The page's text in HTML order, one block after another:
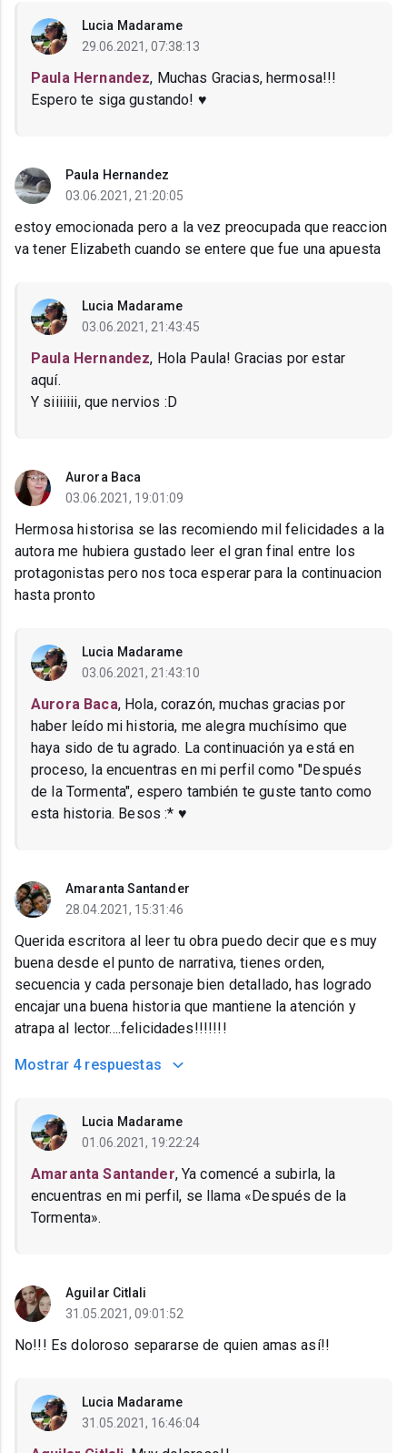
Lucia Madarame
29.06.2021, 07:38:13
Paula Hernandez, Muchas Gracias, hermosa!!!
Espero te siga gustando! ♥
Paula Hernandez
03.06.2021, 21:20:05
estoy emocionada pero a la vez preocupada que reaccion
va tener Elizabeth cuando se entere que fue una apuesta
Lucia Madarame
03.06.2021, 21:43:45
Paula Hernandez, Hola Paula! Gracias por estar
aquí.
Y siiiiiii, que nervios :D
Aurora Baca
03.06.2021, 19:01:09
Hermosa historisa se las recomiendo mil felicidades a la
autora me hubiera gustado leer el gran final entre los
protagonistas pero nos toca esperar para la continuacion
hasta pronto
Lucia Madarame
03.06.2021, 21:43:10
Aurora Baca, Hola, corazón, muchas gracias por
haber leído mi historia, me alegra muchísimo que
haya sido de tu agrado. La continuación ya está en
proceso, la encuentras en mi perfil como "Después
de la Tormenta", espero también te guste tanto como
esta historia. Besos :* ♥
Amaranta Santander
28.04.2021, 15:31:46
Querida escritora al leer tu obra puedo decir que es muy
buena desde el punto de narrativa, tienes orden,
secuencia y cada personaje bien detallado, has logrado
encajar una buena historia que mantiene la atención y
atrapa al lector....felicidades!!!!!!!
Mostrar 4 respuestas
Lucia Madarame
01.06.2021, 19:22:24
Amaranta Santander, Ya comencé a subirla, la
encuentras en mi perfil, se llama «Después de la
Tormenta».
Aguilar Citlali
31.05.2021, 09:01:52
No!!! Es doloroso separarse de quien amas así!!
Lucia Madarame
31.05.2021, 16:46:04